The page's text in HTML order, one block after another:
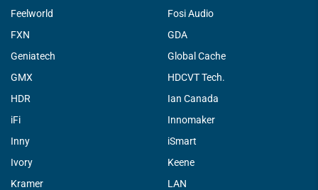
Feelworld
Fosi Audio
FXN
GDA
Geniatech
Global Cache
GMX
HDCVT Tech.
HDR
Ian Canada
iFi
Innomaker
Inny
iSmart
Ivory
Keene
Kramer
LAN